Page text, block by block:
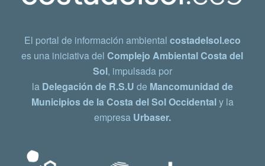
El portal de información ambiental costadelsol.eco
es una iniciativa delComplejo Ambiental Costa del
Sol, impulsada por
la Delegación de R.S.U de Mancomunidad de
Municipios de la Costa del Sol Occidentaly la
empresa Urbaser.